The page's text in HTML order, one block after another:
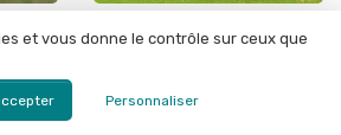
et vous donne le contrôle sur ceux que
Personnaliser